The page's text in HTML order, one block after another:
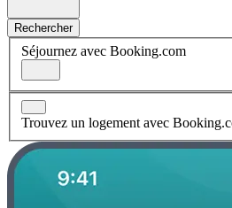
Rechercher
Séjournez avec Booking.com
Trouvez un logement avec